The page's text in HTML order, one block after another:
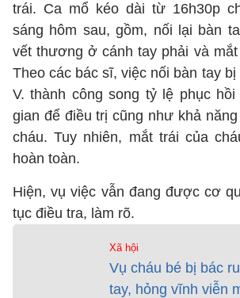
trái. Ca mổ kéo dài từ 16h30p
sáng hôm sau, gồm, nối lại bàn
vết thương ở cánh tay phải và mắt
Theo các bác sĩ, việc nối bàn tay
V. thành công song tỷ lệ phục
gian để điều trị cũng như khả
cháu. Tuy nhiên, mắt trái của
hoàn toàn.
Hiện, vụ việc vẫn đang được cơ
tục điều tra, làm rõ.
Xã hội
Vụ cháu bé bị bác
tay, hỏng vĩnh viễn